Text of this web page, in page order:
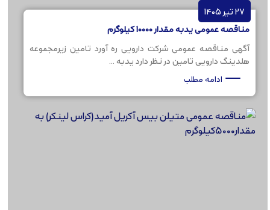
27 تیر 1405
مناقصه عمومی یدبه مقدار 10000 کیلوگرم
آگهی مناقصه عمومی شرکت دارویی ره آورد تامین زیرمجموعه
هلدینگ دارویی تامین در نظر دارد یدبه ...
ادامه مطلب